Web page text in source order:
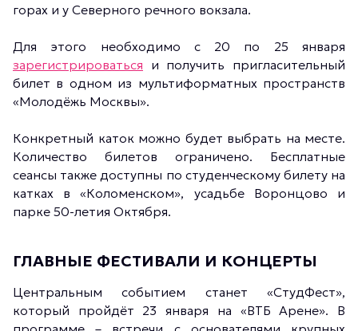
горах и у Северного речного вокзала.
Для этого необходимо с 20 по 25 января
зарегистрироваться и получить пригласительный
билет в одном из мультиформатных пространств
«Молодёжь Москвы».
Конкретный каток можно будет выбрать на месте.
Количество билетов ограничено. Бесплатные
сеансы также доступны по студенческому билету на
катках в «Коломенском», усадьбе Воронцово и
парке 50-летия Октября.
ГЛАВНЫЕ ФЕСТИВАЛИ И КОНЦЕРТЫ
Центральным событием станет «СтудФест»,
который пройдёт 23 января на «ВТБ Арене». В